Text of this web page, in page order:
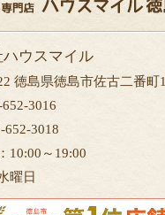
ウスマイル
徳島県徳島市佐古二番町
3016
652-3018
10:00～19:00
曜日